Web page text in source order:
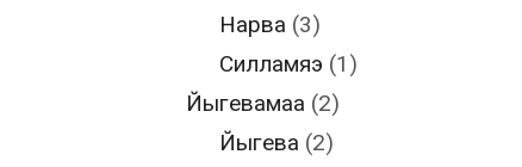
Нарва (3)
Силламяэ (1)
Йыгевамаа (2)
Йыгева (2)